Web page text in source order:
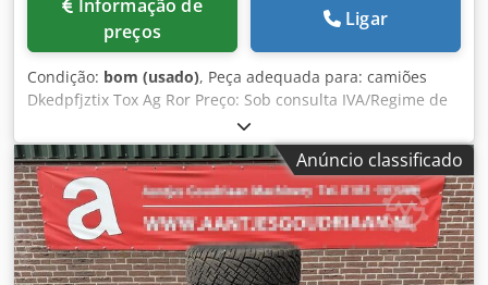
preços
Ligar
Condição: bom (usado), Peça adequada para: camiões
Dkedpfjztix Tox Ag Ror Preço: Sob consulta IVA/Regime de
tributação da margem de lucro: IVA dedutível Número de
referência: 892523DB
Anúncio classificado